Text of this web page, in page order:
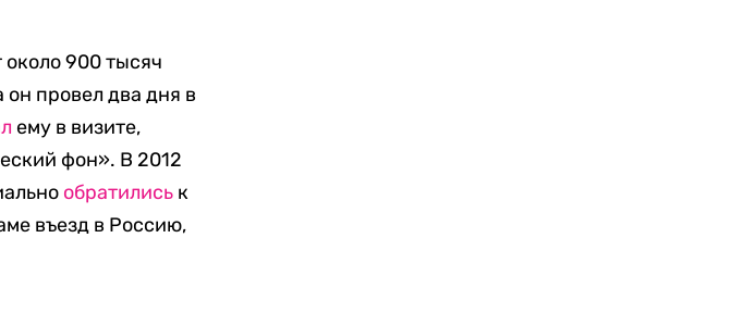
900 тысяч
он провел два дня в
ему в визите,
фон». В 2012
обратились к
въезд в Россию,